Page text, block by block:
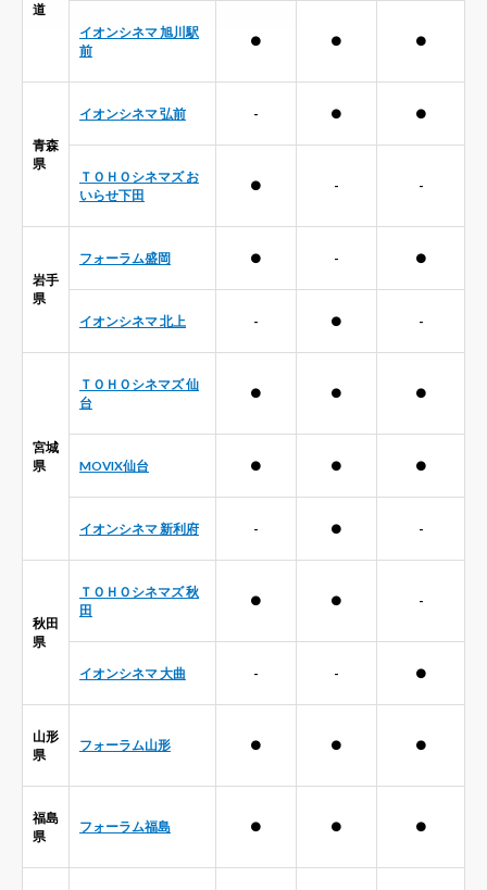
道
イオンシネマ 旭川駅
前
● ● ●
青森
県
イオンシネマ 弘前 - ● ●
ＴＯＨＯシネマズ お
いらせ下田
● - -
岩手
県
フォーラム盛岡 ● - ●
イオンシネマ 北上 - ● -
宮城
県
ＴＯＨＯシネマズ 仙
台
● ● ●
MOVIX仙台 ● ● ●
イオンシネマ 新利府 - ● -
秋田
県
ＴＯＨＯシネマズ 秋
田
● ● -
イオンシネマ 大曲 - - ●
山形
県
フォーラム山形 ● ● ●
福島
県
フォーラム福島 ● ● ●